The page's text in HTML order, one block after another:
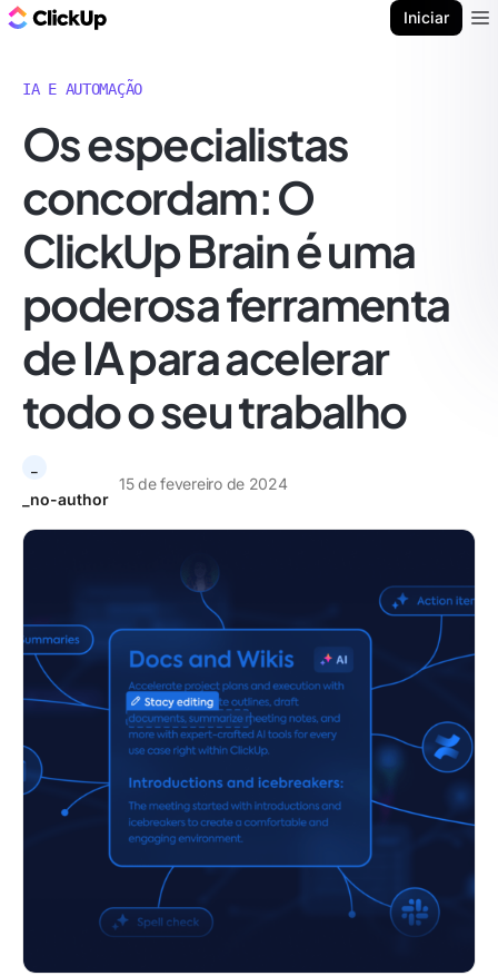
Iniciar
IA E AUTOMAÇÃO
Os especialistas
concordam: O
ClickUp Brain é uma
poderosa ferramenta
de IA para acelerar
todo o seu trabalho
_no-author
15 de fevereiro de 2024